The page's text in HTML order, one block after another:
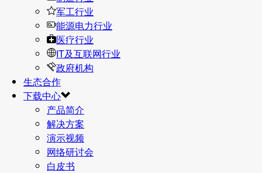
军工行业
能源电力行业
医疗行业
IT及互联网行业
政府机构
生态合作
下载中心
产品简介
解决方案
演示视频
网络研讨会
白皮书